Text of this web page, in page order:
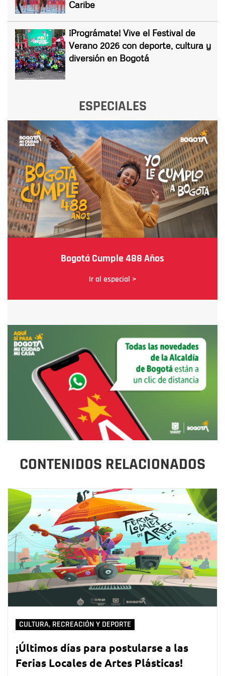
Caribe
¡Prográmate! Vive el Festival de
Verano 2026 con deporte, cultura y
diversión en Bogotá
ESPECIALES
Bogotá Cumple 488 Años
Ir al especial >
CONTENIDOS RELACIONADOS
CULTURA, RECREACIÓN Y DEPORTE
¡Últimos días para postularse a las
Ferias Locales de Artes Plásticas!